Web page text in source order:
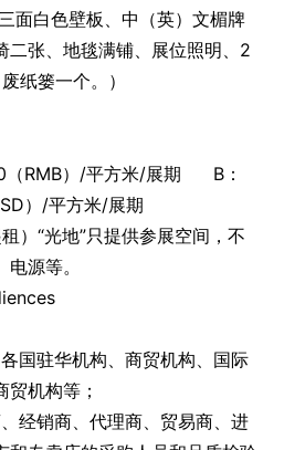
面白色壁板、中（英）文楣牌
二张、地毯满铺、展位照明、2
纸篓一个。）
RMB）/平方米/展期
B：
）/平方米/展期
）“光地”只提供参展空间，不
源等。
国驻华机构、商贸机构、国际
机构等；
经销商、代理商、贸易商、进